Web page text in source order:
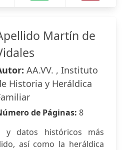
Martín de
AA.VV. , Instituto
Historia y Heráldica
de Páginas: 8
y datos históricos más
así como la heráldica